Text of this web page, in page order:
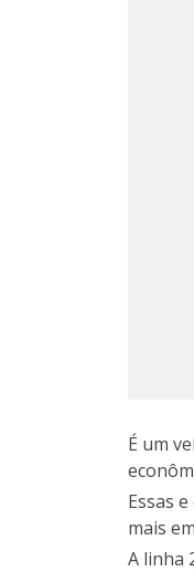
É um
Essas
mais
A linha